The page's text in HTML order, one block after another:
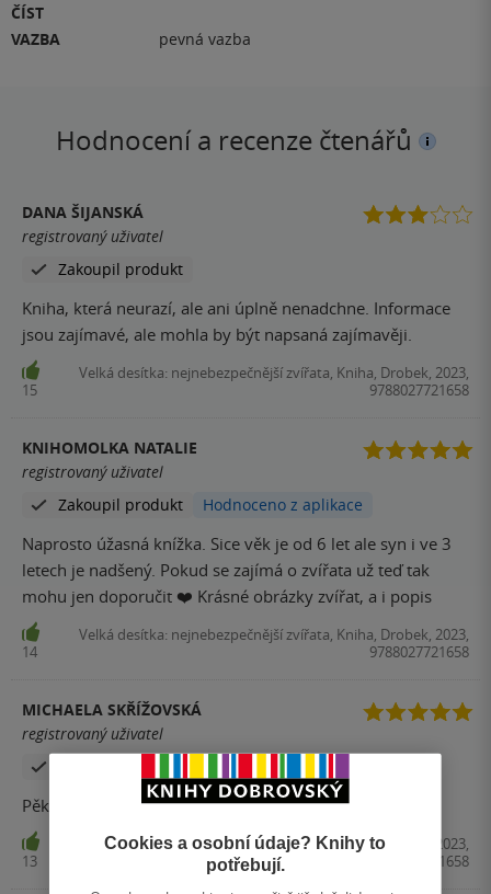
ČÍST
VAZBA pevná vazba
Hodnocení a recenze čtenářů
DANA ŠIJANSKÁ
registrovaný uživatel
Zakoupil produkt
Kniha, která neurazí, ale ani úplně nenadchne. Informace
jsou zajímavé, ale mohla by být napsaná zajímavěji.
15
Velká desítka: nejnebezpečnější zvířata, Kniha, Drobek, 2023,
9788027721658
KNIHOMOLKA NATALIE
registrovaný uživatel
Zakoupil produkt
Hodnoceno z aplikace
Naprosto úžasná knížka. Sice věk je od 6 let ale syn i ve 3
letech je nadšený. Pokud se zajímá o zvířata už teď tak
mohu jen doporučit ❤️ Krásné obrázky zvířat, a i popis
14
Velká desítka: nejnebezpečnější zvířata, Kniha, Drobek, 2023,
9788027721658
MICHAELA SKŘÍŽOVSKÁ
registrovaný uživatel
Pěkná knížka. Synovi se moc líbila.
13
Velká desítka: nejnebezpečnější zvířata, Kniha, Drobek, 2023,
9788027721658
Cookies a osobní údaje? Knihy to
potřebují.